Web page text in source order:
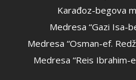
Karađoz-begova
Medresa “Gazi Isa-
Medresa “Osman-ef.
Medresa “Reis Ibrahim-